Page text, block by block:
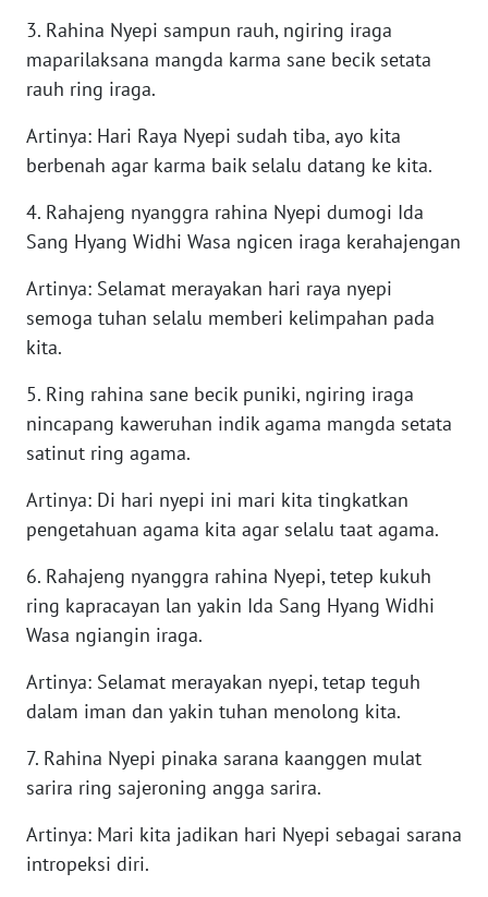
3. Rahina Nyepi sampun rauh, ngiring iraga
maparilaksana mangda karma sane becik setata
rauh ring iraga.
Artinya: Hari Raya Nyepi sudah tiba, ayo kita
berbenah agar karma baik selalu datang ke kita.
4. Rahajeng nyanggra rahina Nyepi dumogi Ida
Sang Hyang Widhi Wasa ngicen iraga kerahajengan
Artinya: Selamat merayakan hari raya nyepi
semoga tuhan selalu memberi kelimpahan pada
kita.
5. Ring rahina sane becik puniki, ngiring iraga
nincapang kaweruhan indik agama mangda setata
satinut ring agama.
Artinya: Di hari nyepi ini mari kita tingkatkan
pengetahuan agama kita agar selalu taat agama.
6. Rahajeng nyanggra rahina Nyepi, tetep kukuh
ring kapracayan lan yakin Ida Sang Hyang Widhi
Wasa ngiangin iraga.
Artinya: Selamat merayakan nyepi, tetap teguh
dalam iman dan yakin tuhan menolong kita.
7. Rahina Nyepi pinaka sarana kaanggen mulat
sarira ring sajeroning angga sarira.
Artinya: Mari kita jadikan hari Nyepi sebagai sarana
intropeksi diri.
WN
TEBING
WN
WN
WN
BEKASI
WN
BOGOR
DEPOK
WN
TAPANULI
UTARA
SAMOSIR
WN
PADANG
LAWAS
WN
SUMEDANG